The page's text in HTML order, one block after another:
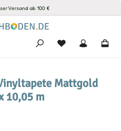
Versand ab 100 €
Du hast 0
Mattgold
10,05 m